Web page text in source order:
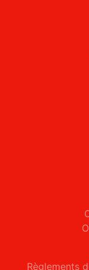
Règlements